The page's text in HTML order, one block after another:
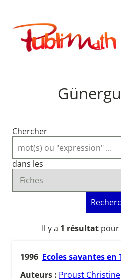
contenu
Publimath
Chercher
dans les
Il y a 1 résultat pour
1996 Ecoles savantes en
Auteurs : Proust Christine